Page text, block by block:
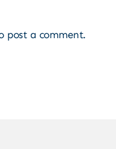
post a comment.